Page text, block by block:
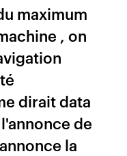
maximum
, on
dirait data
de
la